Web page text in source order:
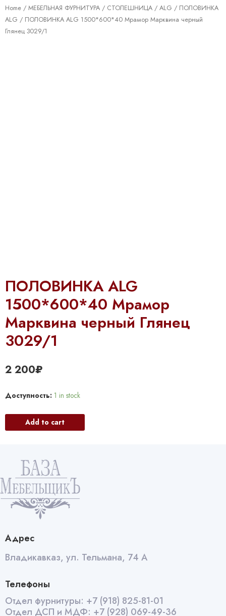
Home / МЕБЕЛЬНАЯ ФУРНИТУРА / СТОЛЕШНИЦА / АLG / ПОЛОВИНКА
ALG / ПОЛОВИНКА ALG 1500*600*40 Мрамор Марквина черный
Глянец 3029/1
ПОЛОВИНКА ALG
1500*600*40 Мрамор
Марквина черный Глянец
3029/1
2 200₽
Доступность: 1 in stock
Add to cart
Адрес
Владикавказ, ул. Тельмана, 74 А
Телефоны
Отдел фурнитуры: +7 (918) 825-81-01
Отдел ДСП и МДФ: +7 (928) 069-49-36